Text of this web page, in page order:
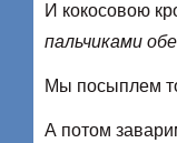
И кокосовою
пальчиками
Мы посыплем
А потом